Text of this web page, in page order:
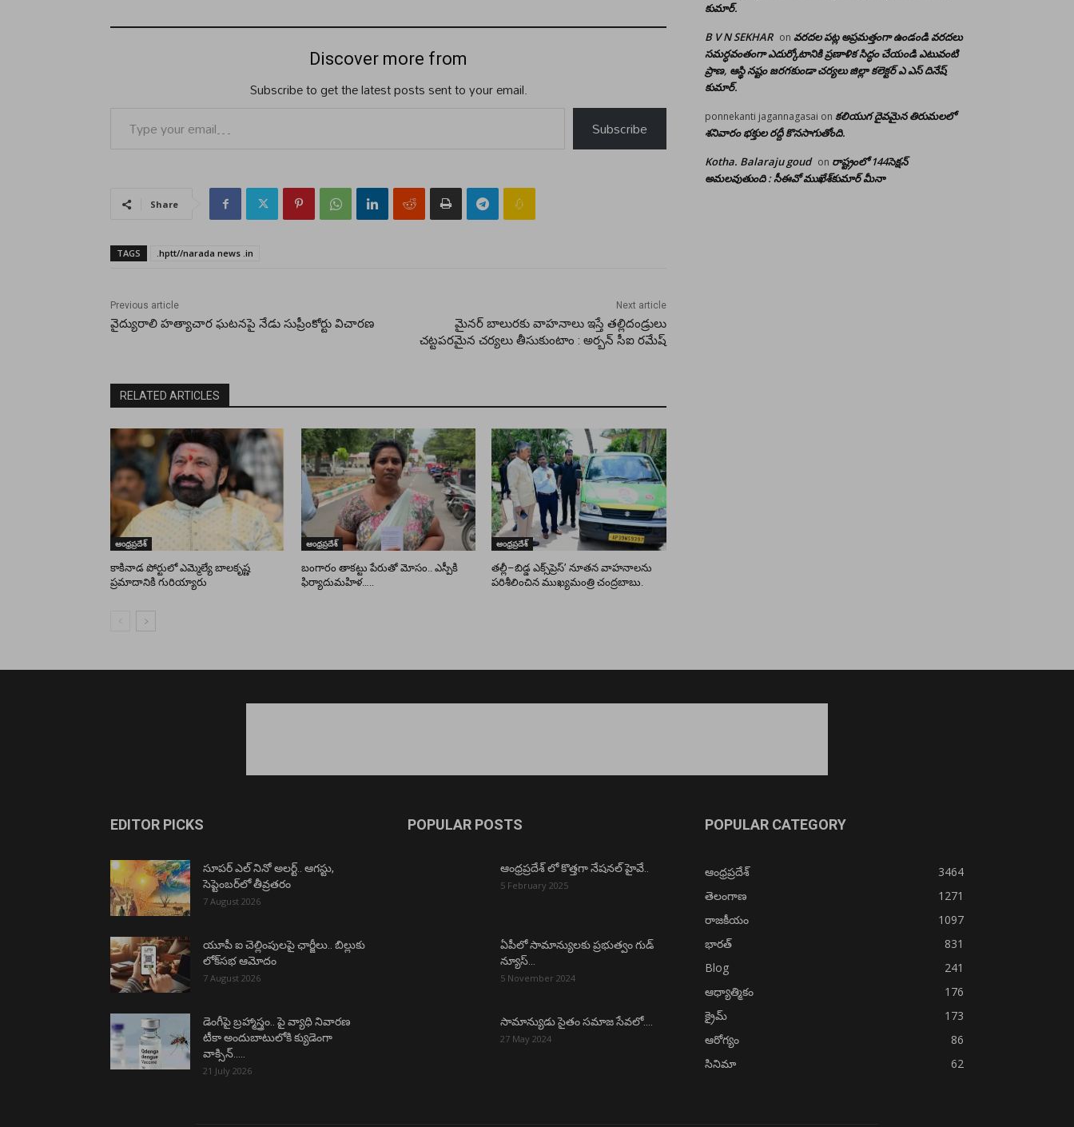
Discover more from
Subscribe to get the latest posts sent to your email.
Subscribe
Share
TAGS .hptt//narada news .in
Previous article
వైద్యురాలి హ‌త్యాచార ఘ‌ట‌న‌పై నేడు సుప్రీంకోర్టు విచార‌ణ‌
Next article
మైనర్ బాలురకు వాహనాలు ఇస్తే తల్లిదండ్రులు
చట్టపరమైన చర్యలు తీసుకుంటాం : అర్బన్ సీఐ రమేష్
RELATED ARTICLES
ఆంధ్రప్రదేశ్
కాకినాడ పోర్టులో ఎమ్మెల్యే బాలకృష్ణ
ప్రమాదానికి గురియ్యారు
ఆంధ్రప్రదేశ్
బంగారం తాకట్టు పేరుతో మోసం.. ఎస్పీకి
ఫిర్యాదుమహిళ…..
ఆంధ్రప్రదేశ్
తల్లీ–బిడ్డ ఎక్స్‌ప్రెస్’ నూతన వాహనాలను
పరిశీలించిన ముఖ్యమంత్రి చంద్రబాబు.
కుమార్.
B V N SEKHAR on వరదల పట్ల అప్రమత్తంగా ఉండండి వరదలు
సమర్ధవంతంగా ఎదుర్కోటానికి ప్రణాళిక సిద్ధం చేయండి ఎటువంటి
ప్రాణ, ఆస్థి నష్టం జరగకుండా చర్యలు జిల్లా కలెక్టర్ ఎ ఎస్ దినేష్
కుమార్.
ponnekanti jagannagasai on కలియుగ దైవమైన తిరుమలలో
శనివారం భక్తుల రద్దీ కొనసాగుతోంది.
Kotha. Balaraju goud on రాష్ట్రంలో 144సెక్షన్
అమలవుతుంది : సీఈవో ముఖేశ్‌కుమార్‌ మీనా
EDITOR PICKS
సూపర్ ఎల్ నినో అలర్ట్.. ఆగస్టు,
సెప్టెంబర్‌లో తీవ్రతరం
7 August 2026
యూపీ ఐ చెల్లింపులపై ఛార్జీలు.. బిల్లుకు
లోక్‌సభ ఆమోదం
7 August 2026
డెంగీపై బ్రహ్మాస్త్రం.. పై వ్యాధి నివారణ
టీకా అందుబాటులోకి క్యుడెంగా
వాక్సిన్…..
21 July 2026
POPULAR POSTS
ఆంధ్రప్రదేశ్ లో కొత్తగా నేషనల్ హైవే..
5 February 2025
ఏపీలో సామాన్యులకు ప్రభుత్వం గుడ్
న్యూస్…
5 November 2024
సామాన్యుడు సైతం సమాజ సేవలో….
27 May 2024
POPULAR CATEGORY
ఆంధ్రప్రదేశ్
3464
తెలంగాణ
1271
రాజకీయం
1097
భారత్
831
Blog
241
ఆధ్యాత్మికం
176
క్రైమ్
173
ఆరోగ్యం
86
సినిమా
62